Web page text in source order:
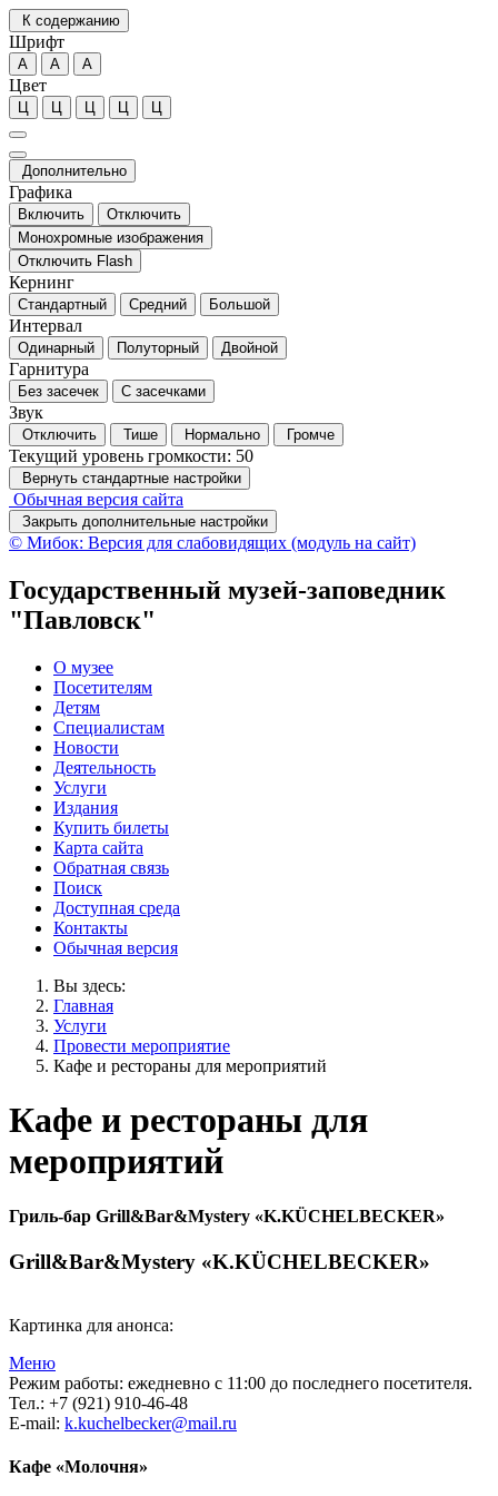
К содержанию
Шрифт
А А А
Цвет
Ц Ц Ц Ц Ц
Дополнительно
Графика
Включить
Отключить
Монохромные изображения
Отключить Flash
Кернинг
Стандартный Средний Большой
Интервал
Одинарный Полуторный Двойной
Гарнитура
Без засечек С засечками
Звук
Отключить Тише Нормально Громче
Текущий уровень громкости: 50
Вернуть стандартные настройки
Обычная версия сайта
Закрыть дополнительные настройки
© Мибок: Версия для слабовидящих (модуль на сайт)
Государственный музей-заповедник
"Павловск"
О музее
Посетителям
Детям
Специалистам
Новости
Деятельность
Услуги
Издания
Купить билеты
Карта сайта
Обратная связь
Поиск
Доступная среда
Контакты
Обычная версия
Вы здесь:
Главная
Услуги
Провести мероприятие
Кафе и рестораны для мероприятий
Кафе и рестораны для
мероприятий
Гриль-бар Grill&Bar&Mystery «K.KÜCHELBECKER»
Grill&Bar&Mystery «K.KÜCHELBECKER»
Картинка для анонса:
Меню
Режим работы: ежедневно с 11:00 до последнего посетителя.
Тел.: +7 (921) 910-46-48
E-mail: k.kuchelbecker@mail.ru
Кафе «Молочня»